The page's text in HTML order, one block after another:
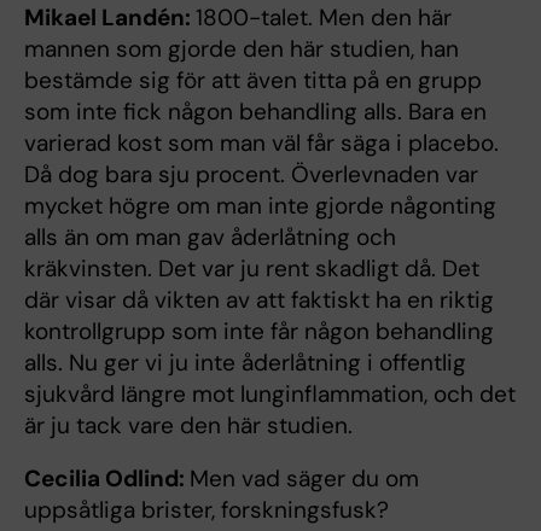
Mikael Landén: 1800-talet. Men den här
mannen som gjorde den här studien, han
bestämde sig för att även titta på en grupp
som inte fick någon behandling alls. Bara en
varierad kost som man väl får säga i placebo.
Då dog bara sju procent. Överlevnaden var
mycket högre om man inte gjorde någonting
alls än om man gav åderlåtning och
kräkvinsten. Det var ju rent skadligt då. Det
där visar då vikten av att faktiskt ha en riktig
kontrollgrupp som inte får någon behandling
alls. Nu ger vi ju inte åderlåtning i offentlig
sjukvård längre mot lunginflammation, och det
är ju tack vare den här studien.
Cecilia Odlind: Men vad säger du om
uppsåtliga brister, forskningsfusk?